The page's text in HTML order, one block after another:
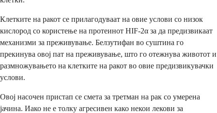
Клетките на ракот се прилагодуваат на овие услови со низок
кислород со користење на протеинот HIF-2α за да предизвикаат
механизми за преживување. Белзутифан во суштина го
прекинува овој пат на преживување, што го отежнува животот и
размножувањето на клетките на ракот во овие предизвикувачки
услови.
Овој насочен пристап се смета за третман на рак со умерена
јачина. Иако не е толку агресивен како некои лекови за